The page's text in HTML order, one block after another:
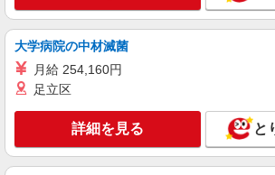
大学病院の中材滅菌
月給 254,160円
足立区
詳細を見る と